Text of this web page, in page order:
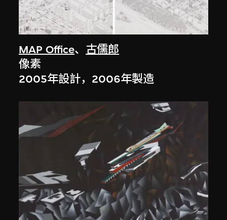
MAP Office、 古儒郎
像素
2005年設計，2006年製造